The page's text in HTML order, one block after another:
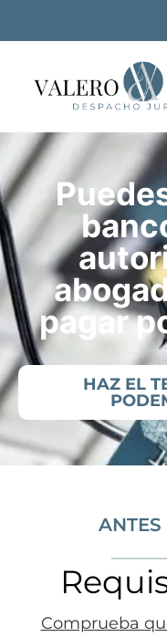
pagar
HAZ EL
Comprueba